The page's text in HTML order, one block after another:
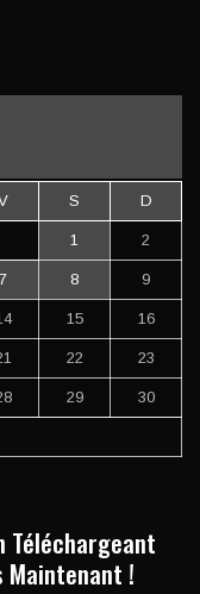
S D
1 2
7 8 9
15 16
22 23
29 30
Téléchargeant
Maintenant !